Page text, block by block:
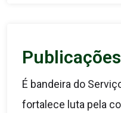
É bandeira do
fortalece luta pela